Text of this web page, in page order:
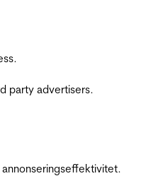
party advertisers.
annonseringseffektivitet.